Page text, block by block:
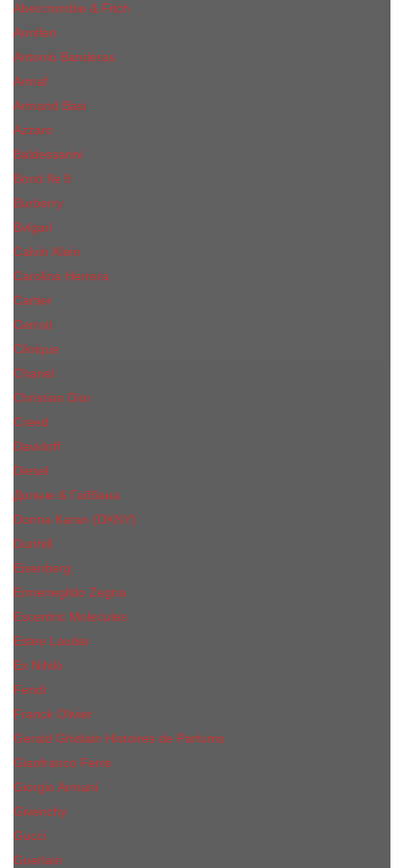
Abercrombie & Fitch
Annifen
Antonio Banderas
Armaf
Armand Basi
Azzaro
Baldessarini
Bond № 9
Burberry
Bvlgari
Calvin Klein
Carolina Herrera
Cartier
Cerruti
Сliniquе
Chanel
Christian Dior
Creed
Davidoff
Diesel
Дольче & Габбана
Donna Karan (DKNY)
Dunhill
Eisenberg
Ermenegildo Zegna
Escentric Molecules
Еsteе Lаudеr
Ex Nihilo
Fendi
Franck Olivier
Gerald Ghislain Histoires de Parfums
Gianfranco Ferre
Giorgio Armani
Givenchy
Gucci
Guerlain